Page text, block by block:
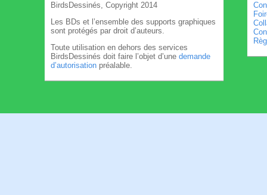
BirdsDessinés, Copyright 2014
Les BDs et l’ensemble des supports graphiques
sont protégés par droit d’auteurs.
Toute utilisation en dehors des services
BirdsDessinés doit faire l’objet d’une demande
d’autorisation préalable.